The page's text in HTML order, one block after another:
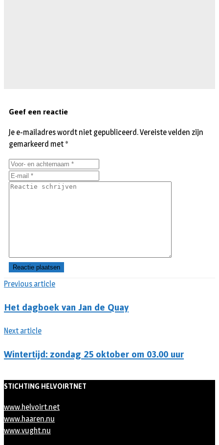
Previous article
Het dagboek van Jan de Quay
Next article
Wintertijd: zondag 25 oktober om 03.00 uur
Geef een reactie
Je e-mailadres wordt niet gepubliceerd.Vereiste velden zijn
gemarkeerd met *
STICHTING HELVOIRTNET
www.helvoirt.net
www.haaren.nu
www.vught.nu